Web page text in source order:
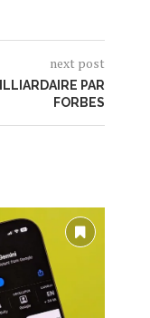
next post
PAR
FORBES